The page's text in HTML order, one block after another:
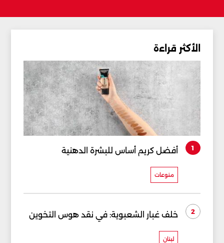
الأكثر قراءة
1 أفضل كريم أساس للبشرة الدهنية
منوعات
2 خلف غبار الشعبوية: في نقد هوس التخوين
لبنان